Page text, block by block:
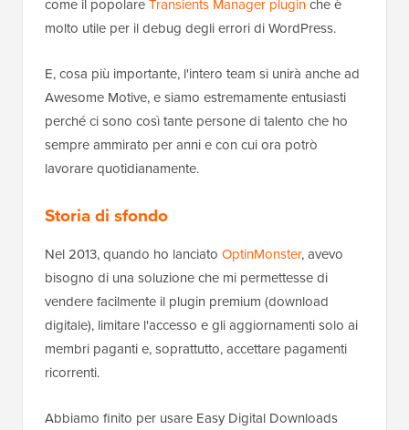
come il popolareTransients Manager pluginche è
molto utile per il debug degli errori di WordPress.
E, cosa più importante, l'intero team si unirà anche ad
Awesome Motive, e siamo estremamente entusiasti
perché ci sono così tante persone di talento che ho
sempre ammirato per anni e con cui ora potrò
lavorare quotidianamente.
Storia di sfondo
Nel 2013, quando ho lanciato OptinMonster, avevo
bisogno di una soluzione che mi permettesse di
vendere facilmente il plugin premium (download
digitale), limitare l'accesso e gli aggiornamenti solo ai
membri paganti e, soprattutto, accettare pagamenti
ricorrenti.
Abbiamo finito per usare Easy Digital Downloads